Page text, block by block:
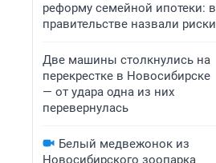
реформу семейной ипотеки: в
правительстве назвали риски
Две машины столкнулись на
перекрестке в Новосибирске
— от удара одна из них
перевернулась
Белый медвежонок из
Новосибирского зоопарка